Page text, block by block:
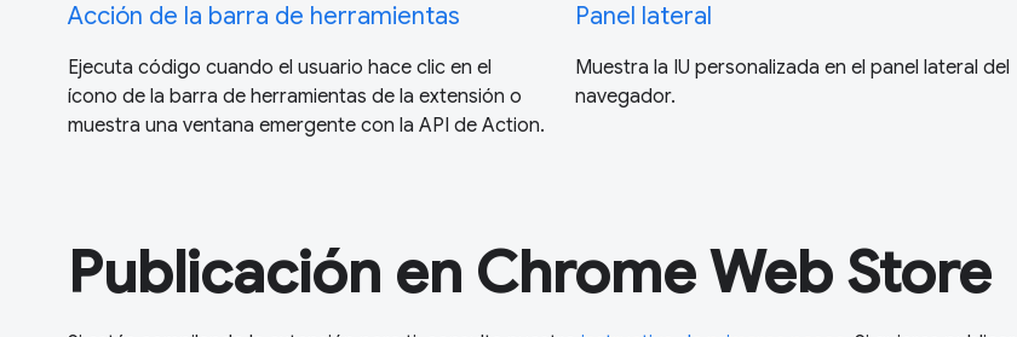
Acción de la barra de herramientas
Ejecuta código cuando el usuario hace clic en el
ícono de la barra de herramientas de la extensión o
muestra una ventana emergente con la API de Action.
Panel lateral
Muestra la IU personalizada en el panel lateral del
navegador.
Publicación en Chrome Web Store